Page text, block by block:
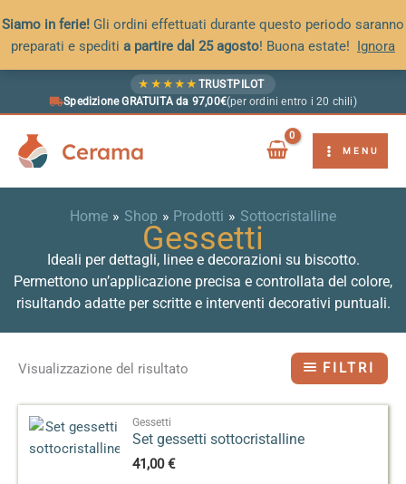
Siamo in ferie! Gli ordini effettuati durante questo periodo saranno
preparati e spediti a partire dal 25 agosto! Buona estate! Ignora
★ ★ ★ ★ ★ TRUSTPILOT
Spedizione GRATUITA da 97,00€(per ordini entro i 20 chili)
Cerama MENU
Home Shop Prodotti Sottocristalline
Gessetti
Ideali per dettagli, linee e decorazioni su biscotto.
Permettono un’applicazione precisa e controllata del colore,
risultando adatte per scritte e interventi decorativi puntuali.
Visualizzazione del risultato FILTRI
Gessetti
Set gessetti sottocristalline
41,00€